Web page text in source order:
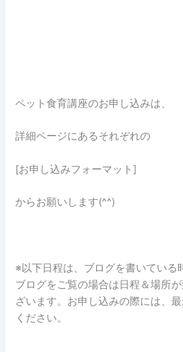
ペット食育講座のお申し込みは、
詳細ページにあるそれぞれの
[お申し込みフォーマット]
からお願いします(^^)
※以下日程は、ブログを書いている
ブログをご覧の場合は日程＆場所
ざいます。お申し込みの際には、
ください。